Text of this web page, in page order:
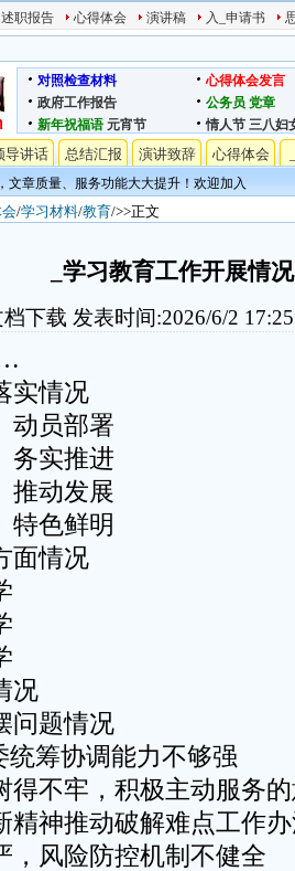
述职报告 心得体会 演讲稿 入_申请书
对照检查材料
心得体会发言
政府工作报告
公务员 党章
新年祝福语 元宵节 情人节 三八妇
导讲话 总结汇报 演讲致辞 心得体会
文章质量、服务功能大大提升！欢迎加入
/学习材料/教育/>>正文
_学习教育工作开展情况
下载 发表时间:2026/6/2
实情况
动员部署
务实推进
推动发展
特色鲜明
面情况
况
问题情况
统筹协调能力不够强
得不牢，积极主动服务
精神推动破解难点工作
，风险防控机制不健全